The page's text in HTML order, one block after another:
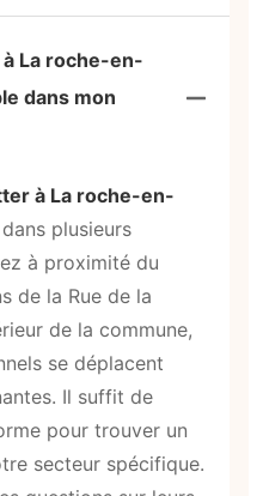
La roche-en-
dans mon
à La roche-en-
plusieurs
à proximité du
de la Rue de la
de la commune,
se déplacent
Il suffit de
pour trouver un
secteur spécifique.